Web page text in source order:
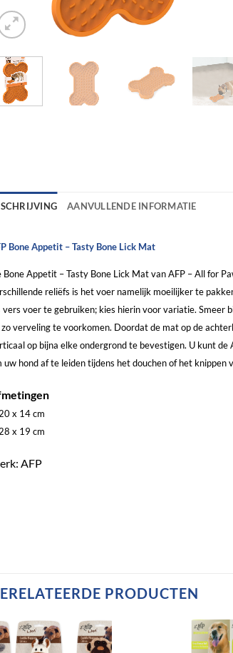
AANVULLENDE INFORMATIE
Bone Appetit – Tasty Bone Lick Mat
Bone Appetit – Tasty Bone Lick Mat van AFP – All for
reliëfs is het voer namelijk moeilijker te
vers voer te gebruiken; kies hierin voor variatie. Smeer
zo verveling te voorkomen. Doordat de mat op de
op bijna elke ondergrond te bevestigen. U kunt
uw hond af te leiden tijdens het douchen of het knippen
x 14 cm
x 19 cm
AFP
PRODUCTEN